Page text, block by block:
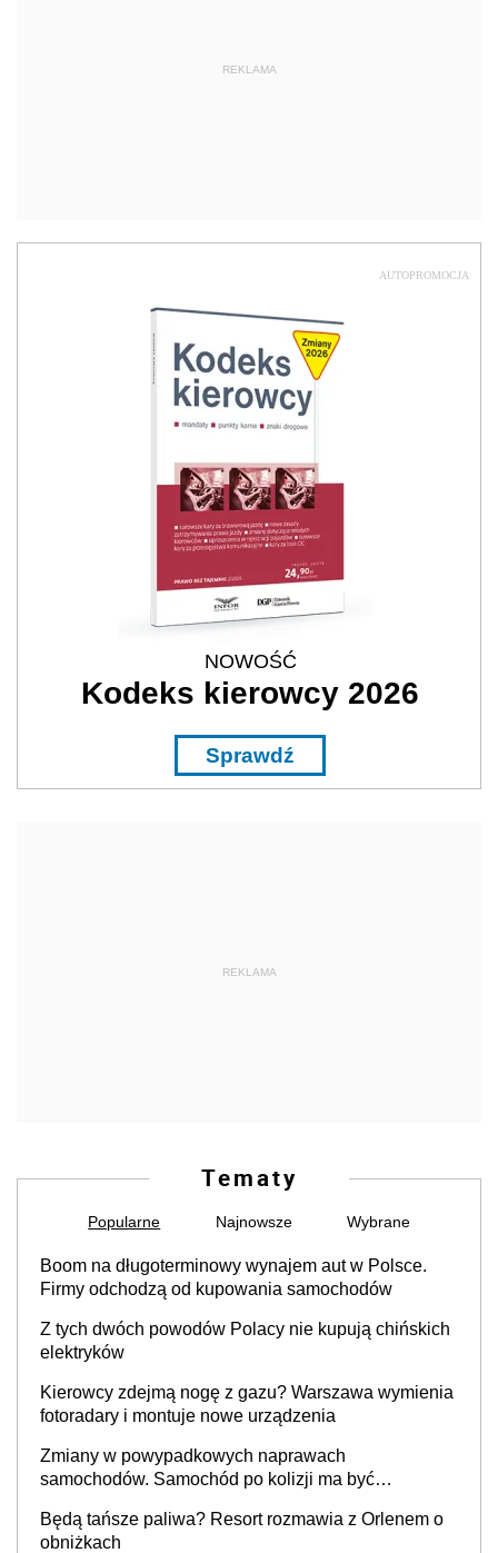
REKLAMA
AUTOPROMOCJA
NOWOŚĆ
Kodeks kierowcy 2026
Sprawdź
REKLAMA
Tematy
Popularne Najnowsze Wybrane
Boom na długoterminowy wynajem aut w Polsce.
Firmy odchodzą od kupowania samochodów
Z tych dwóch powodów Polacy nie kupują chińskich
elektryków
Kierowcy zdejmą nogę z gazu? Warszawa wymienia
fotoradary i montuje nowe urządzenia
Zmiany w powypadkowych naprawach
samochodów. Samochód po kolizji ma być
producenta
Będą tańsze paliwa? Resort rozmawia z Orlenem o
obniżkach